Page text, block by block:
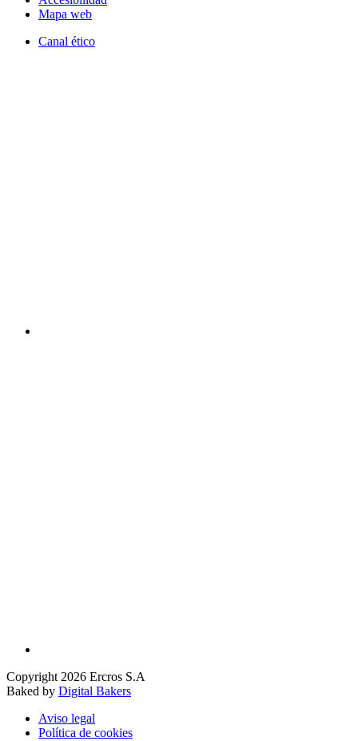
Mapa web
Canal ético
Copyright 2026 Ercros S.A
Baked by Digital Bakers
Aviso legal
Política de cookies